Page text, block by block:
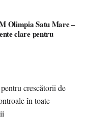
Olimpia Satu Mare –
clare pentru